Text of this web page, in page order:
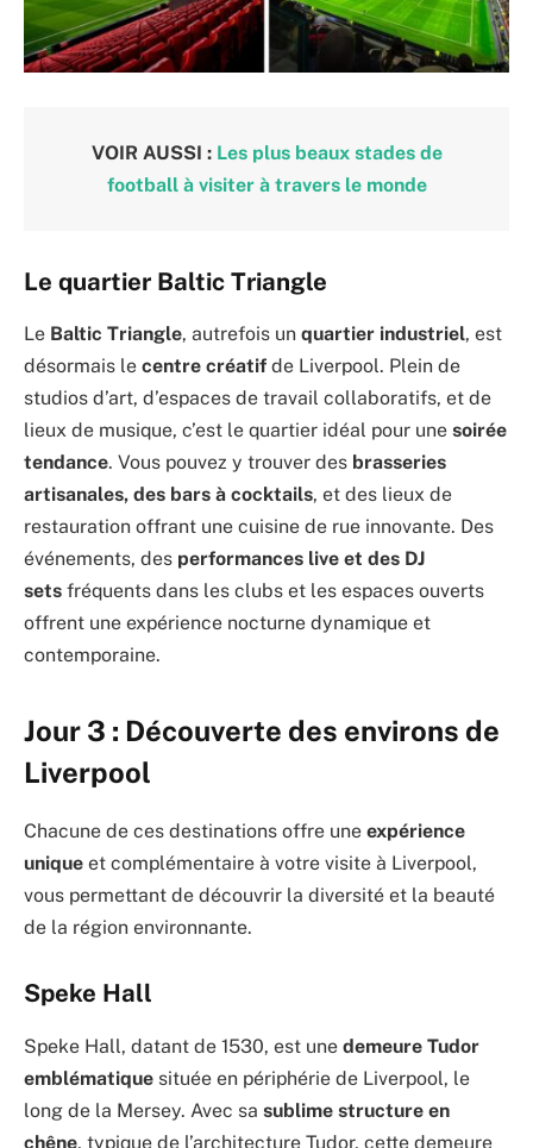
VOIR AUSSI : Les plus beaux stades de
football à visiter à travers le monde
Le quartier Baltic Triangle
Le Baltic Triangle, autrefois un quartier industriel, est
désormais le centre créatif de Liverpool. Plein de
studios d’art, d’espaces de travail collaboratifs, et de
lieux de musique, c’est le quartier idéal pour une soirée
tendance. Vous pouvez y trouver des brasseries
artisanales, des bars à cocktails, et des lieux de
restauration offrant une cuisine de rue innovante. Des
événements, des performances live et des DJ
sets fréquents dans les clubs et les espaces ouverts
offrent une expérience nocturne dynamique et
contemporaine.
Jour 3 : Découverte des environs de
Liverpool
Chacune de ces destinations offre une expérience
unique et complémentaire à votre visite à Liverpool,
vous permettant de découvrir la diversité et la beauté
de la région environnante.
Speke Hall
Speke Hall, datant de 1530, est une demeure Tudor
emblématique située en périphérie de Liverpool, le
long de la Mersey. Avec sa sublime structure en
chêne, typique de l’architecture Tudor, cette demeure